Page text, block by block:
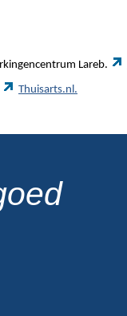
Lareb.
Thuisarts.nl.